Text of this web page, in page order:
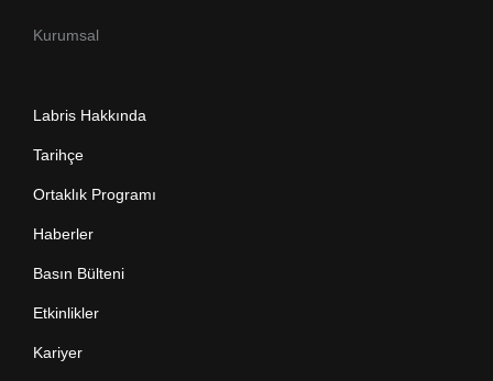
Kurumsal
Labris Hakkında
Tarihçe
Ortaklık Programı
Haberler
Basın Bülteni
Etkinlikler
Kariyer